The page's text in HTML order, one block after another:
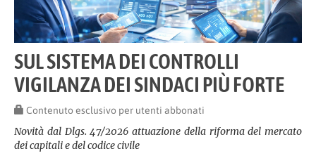
SUL SISTEMA DEI CONTROLLI
VIGILANZA DEI SINDACI PIÙ FORTE
Contenuto esclusivo per utenti abbonati
Novità dal Dlgs. 47/2026 attuazione della riforma del mercato
dei capitali e del codice civile